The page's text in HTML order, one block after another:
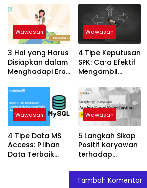
Wawasan
3 Hal yang Harus
Disiapkan dalam
Menghadapi Era
Keterampilan
untuk Sukses
Wawasan
4 Tipe Keputusan
SPK: Cara Efektif
Mengambil
Tepat!
Wawasan
4 Tipe Data MS
Access: Pilihan
Data Terbaik
Wawasan
5 Langkah Sikap
Positif Karyawan
terhadap
Keberhasilan
Bisnis Anda!
Tambah Komentar